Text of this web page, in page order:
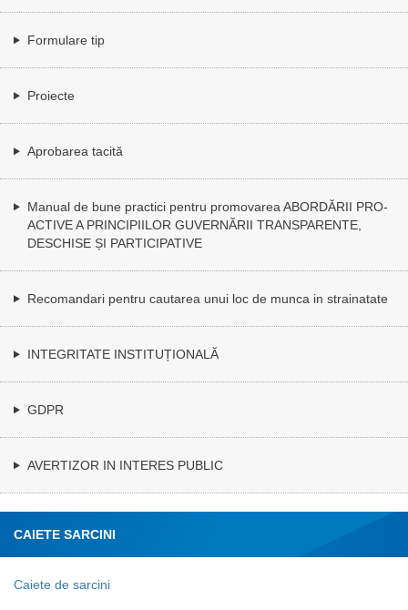
Formulare tip
Proiecte
Aprobarea tacită
Manual de bune practici pentru promovarea ABORDĂRII PRO-
ACTIVE A PRINCIPIILOR GUVERNĂRII TRANSPARENTE,
DESCHISE ȘI PARTICIPATIVE
Recomandari pentru cautarea unui loc de munca in strainatate
INTEGRITATE INSTITUȚIONALĂ
GDPR
AVERTIZOR IN INTERES PUBLIC
CAIETE SARCINI
Caiete de sarcini